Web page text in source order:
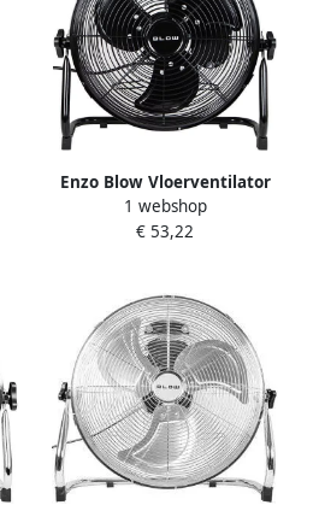
Enzo Blow Vloerventilator
30cm | 220v | 70W | 3
luchtstroomniveaus | Zwart
1 webshop
€ 53,22